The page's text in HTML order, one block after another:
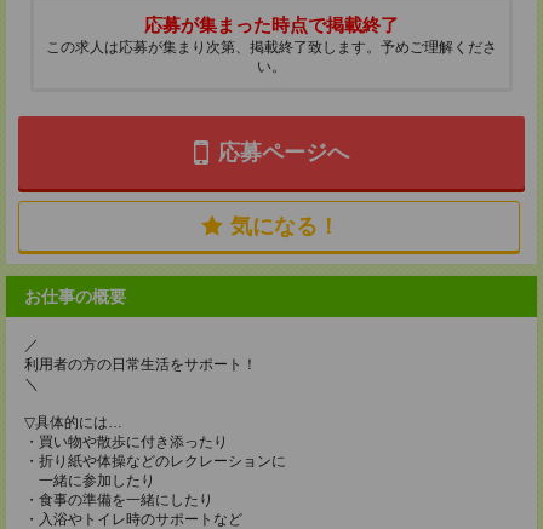
応募が集まった時点で掲載終了
この求人は応募が集まり次第、掲載終了致します。予めご理解くださ
い。
応募ページへ
気になる！
お仕事の概要
／
利用者の方の日常生活をサポート！
＼
▽具体的には…
・買い物や散歩に付き添ったり
・折り紙や体操などのレクレーションに
一緒に参加したり
・食事の準備を一緒にしたり
・入浴やトイレ時のサポートなど